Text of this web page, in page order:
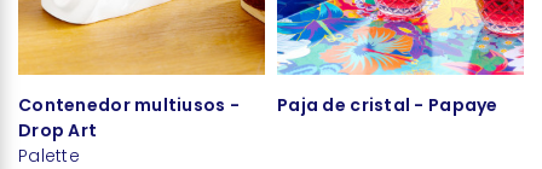
Contenedor multiusos -
Drop Art
Palette
Paja de cristal - Papaye